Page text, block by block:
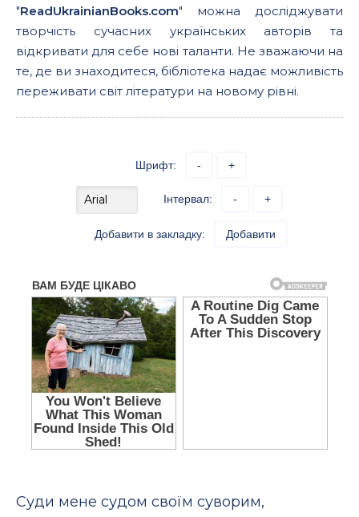
"ReadUkrainianBooks.com" можна досліджувати
творчість сучасних українських авторів та
відкривати для себе нові таланти. Не зважаючи на
те, де ви знаходитеся, бібліотека надає можливість
переживати світ літератури на новому рівні.
Шрифт: - +
Інтервал: - +
Добавити в закладку: Добавити
Суди мене судом своїм суворим,